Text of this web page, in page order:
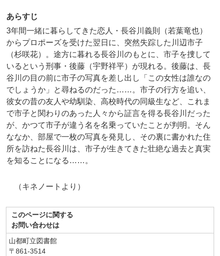
あらすじ
3年間一緒に暮らしてきた恋人・長谷川義則（若葉竜也）
からプロポーズを受けた翌日に、突然失踪した川辺市子
（杉咲花）。途方に暮れる長谷川のもとに、市子を捜して
いるという刑事・後藤（宇野祥平）が現れる。後藤は、長
谷川の目の前に市子の写真を差し出し「この女性は誰なの
でしょうか」と尋ねるのだった……。市子の行方を追い、
彼女の昔の友人や幼馴染、高校時代の同級生など、これま
で市子と関わりのあった人々から証言を得る長谷川だった
が、かつて市子が違う名を名乗っていたことが判明。そん
ななか、部屋で一枚の写真を発見し、その裏に書かれた住
所を訪ねた長谷川は、市子が生きてきた壮絶な過去と真実
を知ることになる……。
（キネノートより）
このページに関する
お問い合わせは
山都町立図書館
〒861-3514